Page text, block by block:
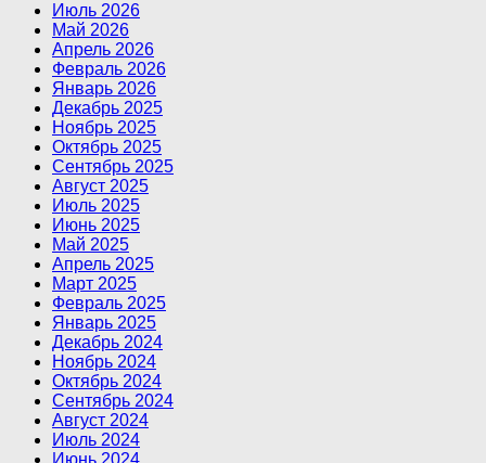
Июль 2026
Май 2026
Апрель 2026
Февраль 2026
Январь 2026
Декабрь 2025
Ноябрь 2025
Октябрь 2025
Сентябрь 2025
Август 2025
Июль 2025
Июнь 2025
Май 2025
Апрель 2025
Март 2025
Февраль 2025
Январь 2025
Декабрь 2024
Ноябрь 2024
Октябрь 2024
Сентябрь 2024
Август 2024
Июль 2024